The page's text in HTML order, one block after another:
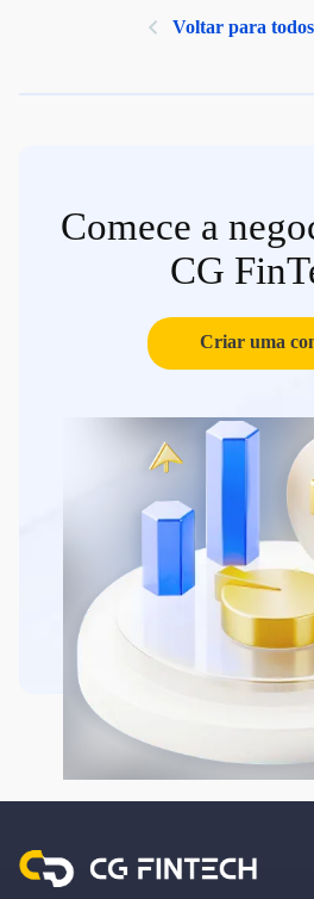
Voltar para
Comece a
CG
Criar uma